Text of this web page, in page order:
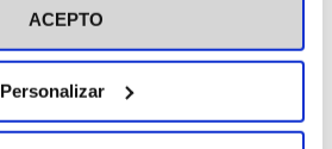
ACEPTO
Personalizar